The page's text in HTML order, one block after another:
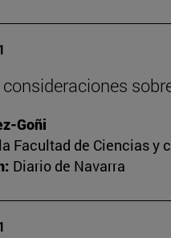
consideraciones
Goñi
Facultad de Ciencias
Diario de Navarra